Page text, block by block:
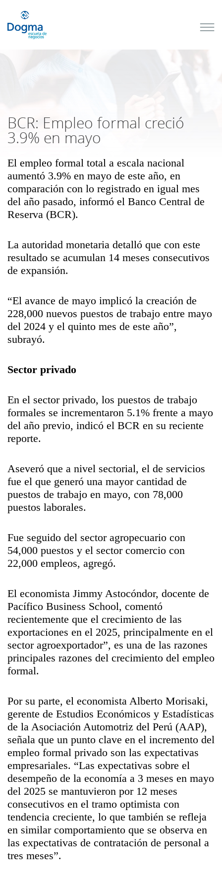
BCR: Empleo formal creció
3.9% en mayo
El empleo formal total a escala nacional
aumentó 3.9% en mayo de este año, en
comparación con lo registrado en igual mes
del año pasado, informó el Banco Central de
Reserva (BCR).
La autoridad monetaria detalló que con este
resultado se acumulan 14 meses consecutivos
de expansión.
“El avance de mayo implicó la creación de
228,000 nuevos puestos de trabajo entre mayo
del 2024 y el quinto mes de este año”,
subrayó.
Sector privado
En el sector privado, los puestos de trabajo
formales se incrementaron 5.1% frente a mayo
del año previo, indicó el BCR en su reciente
reporte.
Aseveró que a nivel sectorial, el de servicios
fue el que generó una mayor cantidad de
puestos de trabajo en mayo, con 78,000
puestos laborales.
Fue seguido del sector agropecuario con
54,000 puestos y el sector comercio con
22,000 empleos, agregó.
El economista Jimmy Astocóndor, docente de
Pacífico Business School, comentó
recientemente que el crecimiento de las
exportaciones en el 2025, principalmente en el
sector agroexportador”, es una de las razones
principales razones del crecimiento del empleo
formal.
Por su parte, el economista Alberto Morisaki,
gerente de Estudios Económicos y Estadísticas
de la Asociación Automotriz del Perú (AAP),
señala que un punto clave en el incremento del
empleo formal privado son las expectativas
empresariales. “Las expectativas sobre el
desempeño de la economía a 3 meses en mayo
del 2025 se mantuvieron por 12 meses
consecutivos en el tramo optimista con
tendencia creciente, lo que también se refleja
en similar comportamiento que se observa en
las expectativas de contratación de personal a
tres meses”.
próximos
Más Cursos